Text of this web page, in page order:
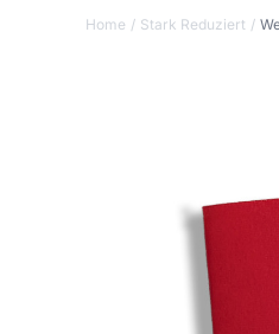
Home / Stark Reduziert /